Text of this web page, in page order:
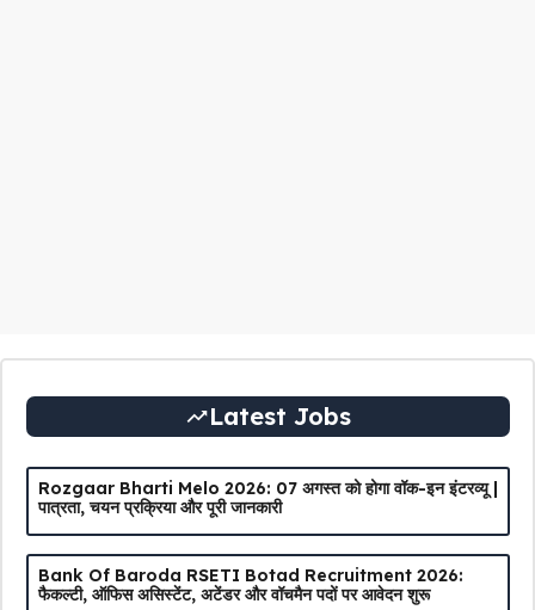
Latest Jobs
Rozgaar Bharti Melo 2026: 07 अगस्त को होगा वॉक-इन इंटरव्यू |
पात्रता, चयन प्रक्रिया और पूरी जानकारी
Bank Of Baroda RSETI Botad Recruitment 2026:
फैकल्टी, ऑफिस असिस्टेंट, अटेंडर और वॉचमैन पदों पर आवेदन शुरू